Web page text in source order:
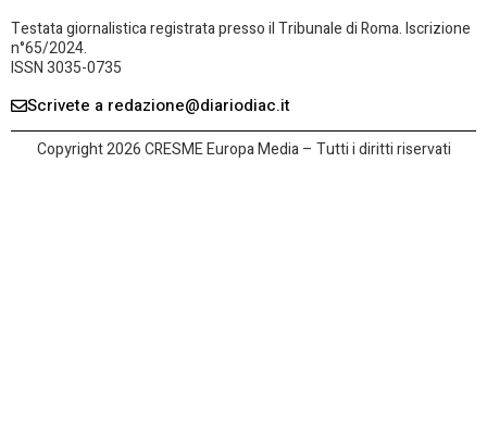
Testata giornalistica registrata presso il Tribunale di Roma. Iscrizione
n°65/2024.
ISSN 3035-0735
Scrivete a redazione@diariodiac.it
Copyright 2026 CRESME Europa Media – Tutti i diritti riservati